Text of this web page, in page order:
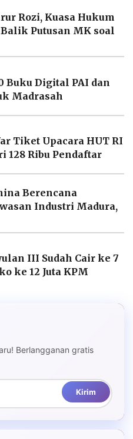
Rozi, Kuasa Hukum
Putusan MK soal
Buku Digital PAI dan
Madrasah
Tiket Upacara HUT RI
128 Ribu Pendaftar
Berencana
Industri Madura,
III Sudah Cair ke 7
ke 12 Juta KPM
Berlangganan gratis
Kirim